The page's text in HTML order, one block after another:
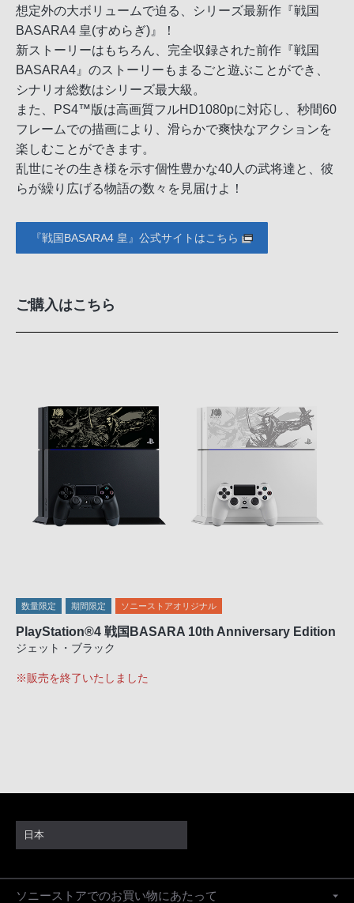
想定外の大ボリュームで迫る、シリーズ最新作『戦国
BASARA4 皇(すめらぎ)』！
新ストーリーはもちろん、完全収録された前作『戦国
BASARA4』のストーリーもまるごと遊ぶことができ、
シナリオ総数はシリーズ最大級。
また、PS4™版は高画質フルHD1080pに対応し、秒間60
フレームでの描画により、滑らかで爽快なアクションを
楽しむことができます。
乱世にその生き様を示す個性豊かな40人の武将達と、彼
らが繰り広げる物語の数々を見届けよ！
『戦国BASARA4 皇』公式サイトはこちら
ご購入はこちら
数量限定 期間限定 ソニーストアオリジナル
PlayStation®4 戦国BASARA 10th Anniversary Edition
ジェット・ブラック
※販売を終了いたしました
日本
ソニーストアでのお買い物にあたって